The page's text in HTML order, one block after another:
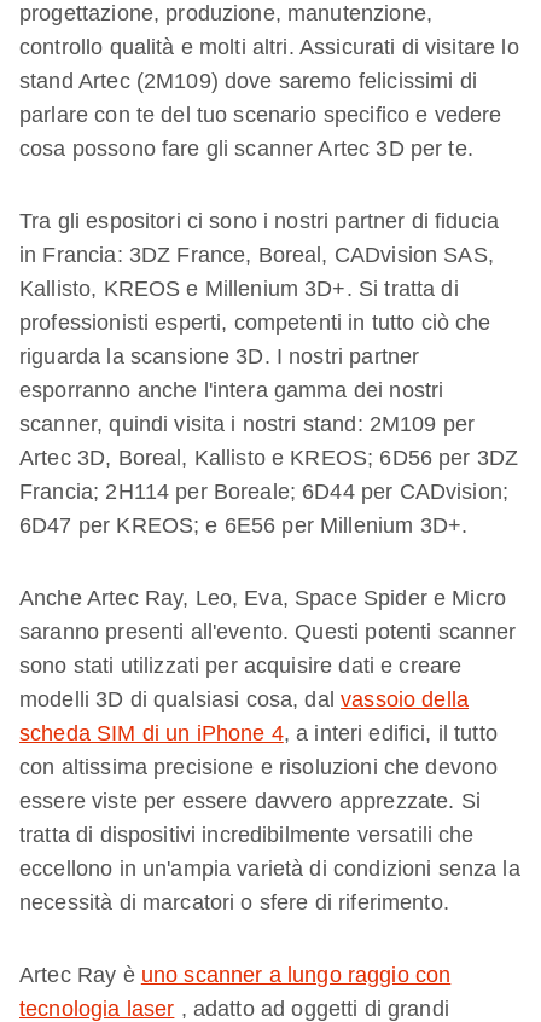
progettazione, produzione, manutenzione,
controllo qualità e molti altri. Assicurati di visitare lo
stand Artec (2M109) dove saremo felicissimi di
parlare con te del tuo scenario specifico e vedere
cosa possono fare gli scanner Artec 3D per te.
Tra gli espositori ci sono i nostri partner di fiducia
in Francia: 3DZ France, Boreal, CADvision SAS,
Kallisto, KREOS e Millenium 3D+. Si tratta di
professionisti esperti, competenti in tutto ciò che
riguarda la scansione 3D. I nostri partner
esporranno anche l'intera gamma dei nostri
scanner, quindi visita i nostri stand: 2M109 per
Artec 3D, Boreal, Kallisto e KREOS; 6D56 per 3DZ
Francia; 2H114 per Boreale; 6D44 per CADvision;
6D47 per KREOS; e 6E56 per Millenium 3D+.
Anche Artec Ray, Leo, Eva, Space Spider e Micro
saranno presenti all'evento. Questi potenti scanner
sono stati utilizzati per acquisire dati e creare
modelli 3D di qualsiasi cosa, dalvassoio della
scheda SIM di un iPhone 4, a interi edifici, il tutto
con altissima precisione e risoluzioni che devono
essere viste per essere davvero apprezzate. Si
tratta di dispositivi incredibilmente versatili che
eccellono in un'ampia varietà di condizioni senza la
necessità di marcatori o sfere di riferimento.
Artec Ray è uno scanner a lungo raggio con
tecnologia laser , adatto ad oggetti di grandi